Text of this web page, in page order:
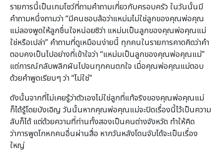
รายการนี้เป็นเกมโชว์ที่ถามคำถามเกี่ยวกับครอบครัว ในวันนั้นมี
คำถามหนึ่งถามว่า “มีคนชอบล้อว่าแหม่มไม่ใช่ลูกของคุณพ่อคุณ
แม่ลองพูดให้ลูกชื่นใจหน่อยซิว่า แหม่มเป็นลูกของคุณพ่อคุณแม่
ใช่หรือเปล่า” คำถามที่ดูเหมือนง่ายนี้ ทุกคนในรายการคาดคิดว่าคำ
ตอบคงเป็นไปอย่างที่เข้าใจว่า “แหม่มเป็นลูกของคุณพ่อคุณแม่”
แต่การณ์กลับพลิกผันไปจนทุกคนตกใจ เมื่อคุณพ่อคุณแม่ตอบ
ด้วยคำพูดเรียบๆ ว่า “ไม่ใช่”
ดังนั้นจากที่ไม่เคยรู้ว่าตัวเองไม่ใช่ลูกที่แท้จริงของคุณพ่อคุณแม่
ก็ได้รู้โดยบังเอิญ วันนั้นหากคุณพ่อคุณแม่จะปิดเรื่องนี้ไว้เป็นความ
ลับก็ได้ แต่ด้วยความที่ท่านทั้งสองเป็นคนต่างจังหวัด ทำให้คิด
ว่าการพูดโกหกคนอื่นผ่านสื่อ หากวันหลังโดนจับได้จะเป็นเรื่อง
ใหญ่